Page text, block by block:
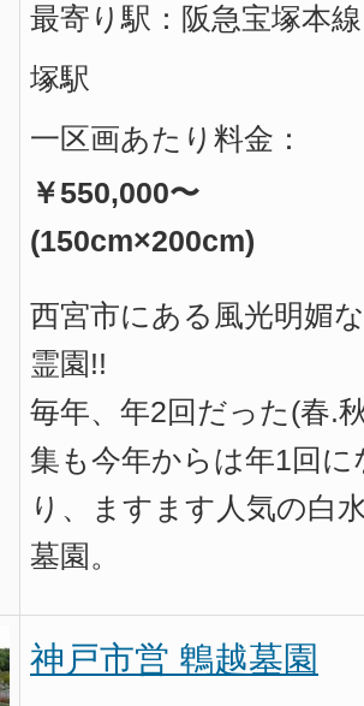
最寄り駅：阪急宝塚本
塚駅
一区画あたり料金：
￥550,000〜
(150cm×200cm)
西宮市にある風光明媚
霊園!!
毎年、年2回だった(春.
集も今年からは年1回に
り、ますます人気の白
墓園。
神戸市営 鵯越墓園